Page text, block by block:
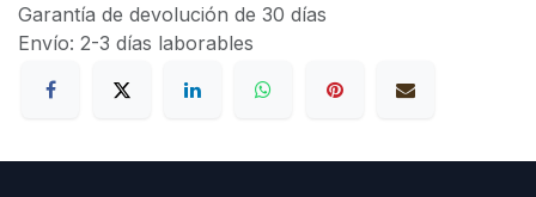
Garantía de devolución de 30 días
Envío: 2-3 días laborables